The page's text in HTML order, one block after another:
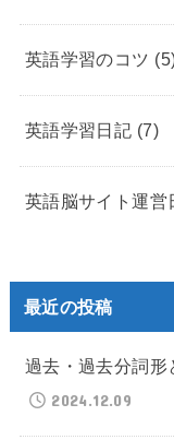
英語学習のコツ
英語学習日記 (7)
英語脳サイト運営
最近の投稿
過去・過去分詞形
2024.12.09